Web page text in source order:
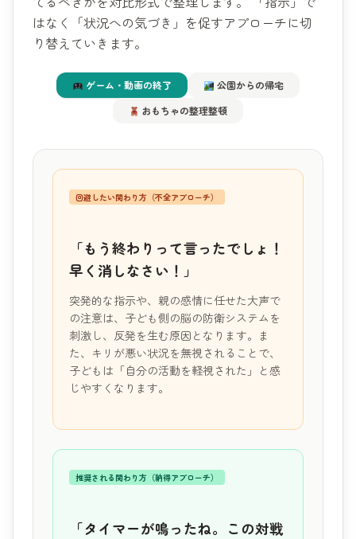
はなく「状況への気づき」を促すアプローチに切
り替えていきます。
ゲーム・動画の終了
公園からの帰宅
おもちゃの整理整頓
回避したい関わり方（不全アプローチ）
「もう終わりって言ったでしょ！
早く消しなさい！」
突発的な指示や、親の感情に任せた大声で
の注意は、子ども側の脳の防衛システムを
刺激し、反発を生む原因となります。ま
た、キリが悪い状況を無視されることで、
子どもは「自分の活動を軽視された」と感
じやすくなります。
推奨される関わり方（納得アプローチ）
「タイマーが鳴ったね。この対戦